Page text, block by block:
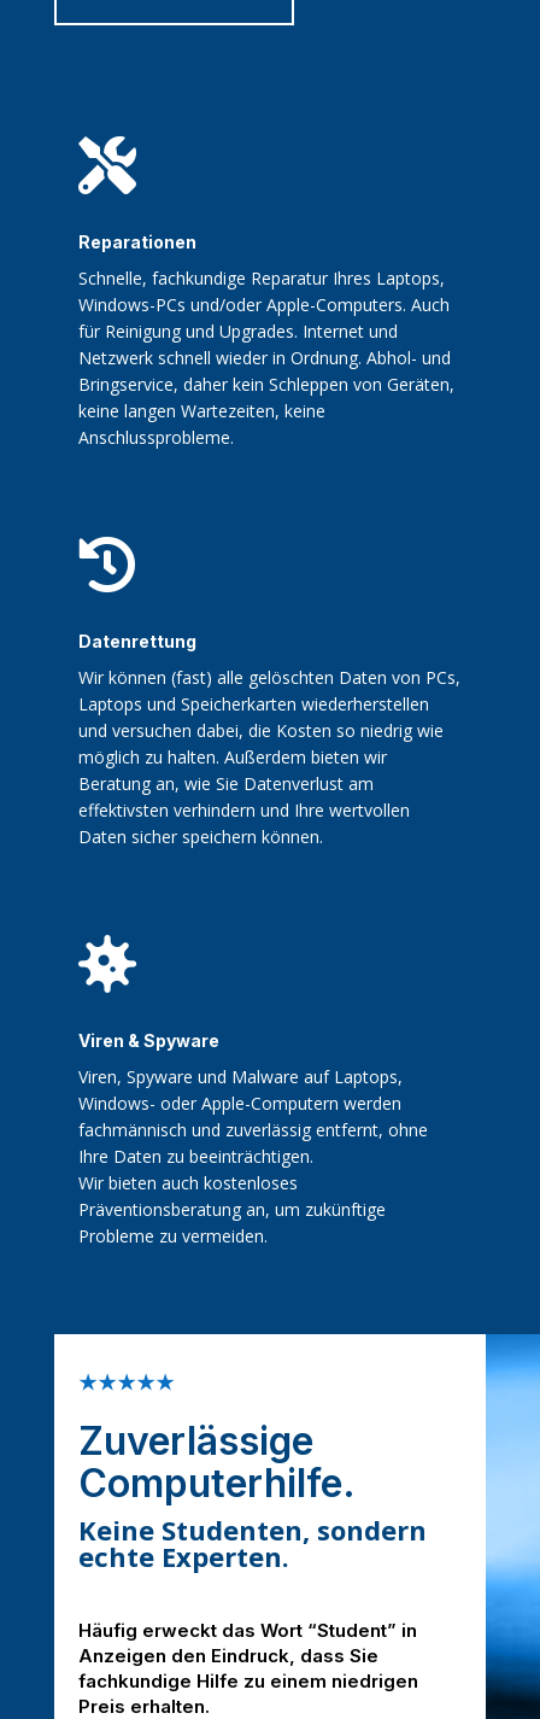

Reparationen
Schnelle, fachkundige Reparatur Ihres Laptops,
Windows-PCs und/oder Apple-Computers. Auch
für Reinigung und Upgrades. Internet und
Netzwerk schnell wieder in Ordnung. Abhol- und
Bringservice, daher kein Schleppen von Geräten,
keine langen Wartezeiten, keine
Anschlussprobleme.

Datenrettung
Wir können (fast) alle gelöschten Daten von PCs,
Laptops und Speicherkarten wiederherstellen
und versuchen dabei, die Kosten so niedrig wie
möglich zu halten. Außerdem bieten wir
Beratung an, wie Sie Datenverlust am
effektivsten verhindern und Ihre wertvollen
Daten sicher speichern können.

Viren & Spyware
Viren, Spyware und Malware auf Laptops,
Windows- oder Apple-Computern werden
fachmännisch und zuverlässig entfernt, ohne
Ihre Daten zu beeinträchtigen.
Wir bieten auch kostenloses
Präventionsberatung an, um zukünftige
Probleme zu vermeiden.
★★★★★
Zuverlässige
Computerhilfe.
Keine Studenten, sondern
echte Experten.
Häufig erweckt das Wort “Student” in
Anzeigen den Eindruck, dass Sie
fachkundige Hilfe zu einem niedrigen
Preis erhalten.